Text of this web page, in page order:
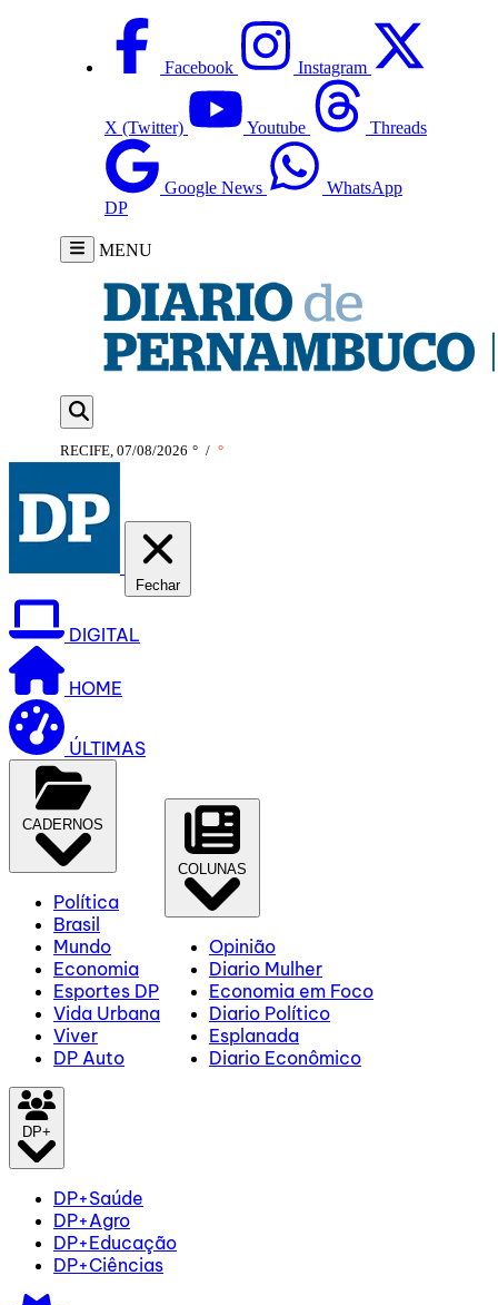
Facebook Instagram
X (Twitter) Youtube Threads
Google News
WhatsApp
DP
MENU
RECIFE, 07/08/2026 ° / °
Fechar
DIGITAL
HOME
ÚLTIMAS
CADERNOS
Política
Brasil
Mundo
Economia
Esportes DP
Vida Urbana
Viver
DP Auto
COLUNAS
Opinião
Diario Mulher
Economia em Foco
Diario Político
Esplanada
Diario Econômico
DP+
DP+Saúde
DP+Agro
DP+Educação
DP+Ciências